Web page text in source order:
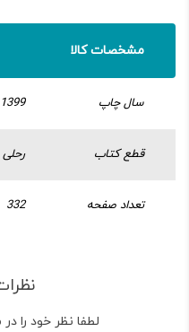
مشخصات کالا
سال چاپ 1399
قطع کتاب رحلی
تعداد صفحه 332
لطفا نظر خود را در